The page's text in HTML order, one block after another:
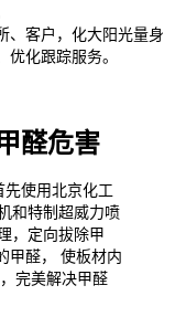
、客户，化大阳光量身
优化跟踪服务。
醛危害
先使用北京化工
和特制超威力喷
，定向拔除甲
甲醛， 使板材内
完美解决甲醛